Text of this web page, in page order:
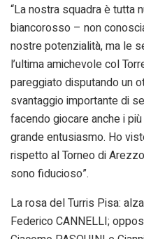
“La nostra squadra è tutta
biancorosso – non
nostre potenzialità, ma le
l’ultima amichevole col
pareggiato disputando un
svantaggio importante di
facendo giocare anche i
grande entusiasmo. Ho
rispetto al Torneo di
sono fiducioso”.
La rosa del Turris Pisa:
Federico CANNELLI;